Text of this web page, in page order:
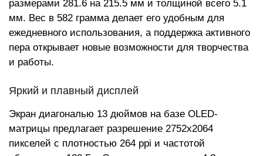
размерами 281.6 на 215.5 мм и толщиной всего 5.1
мм. Вес в 582 грамма делает его удобным для
ежедневного использования, а поддержка активного
пера открывает новые возможности для творчества
и работы.
Яркий и плавный дисплей
Экран диагональю 13 дюймов на базе OLED-
матрицы предлагает разрешение 2752x2064
пикселей с плотностью 264 ppi и частотой